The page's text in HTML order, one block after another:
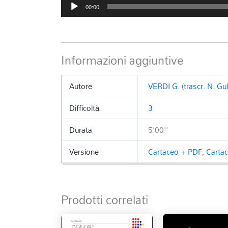
Player
00:00
Informazioni aggiuntive
Autore
VERDI G. (trascr. N.
Difficoltà
3
Durata
5'00''
Versione
Cartaceo + PDF,
Prodotti correlati